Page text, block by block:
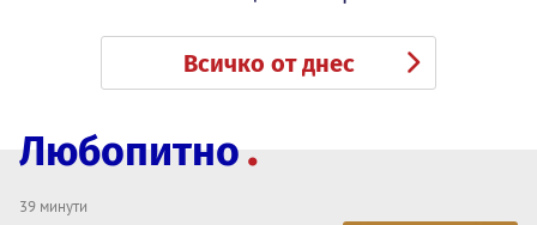
Всичко от днес
Любопитно
39 минути